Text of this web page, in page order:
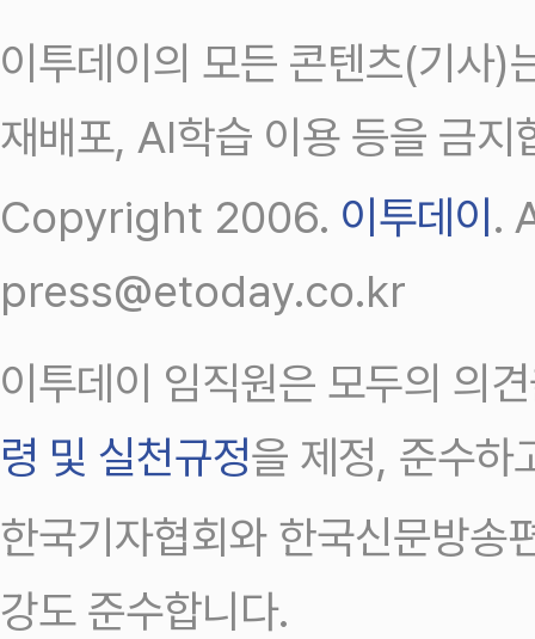
이투데이의 모든 콘텐츠(기사)
재배포, AI학습 이용 등을 금지
Copyright 2006. 이투데이 .
press@etoday.co.kr
이투데이 임직원은 모두의 의
령 및 실천규정을 제정, 준수하
한국기자협회와 한국신문방송
강도 준수합니다.